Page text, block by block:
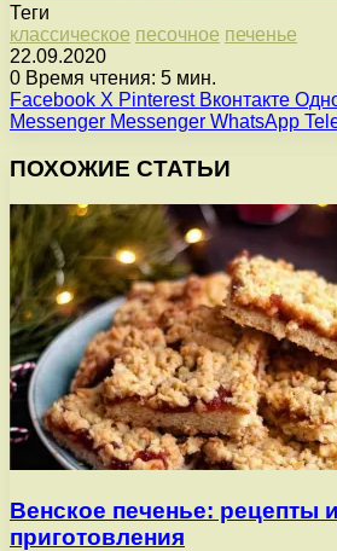
Теги
классическое песочное печенье
22.09.2020
0 Время чтения: 5 мин.
Facebook X Pinterest Вконтакте
Messenger Messenger WhatsApp
ПОХОЖИЕ СТАТЬИ
Венское печенье: рецепты
приготовления